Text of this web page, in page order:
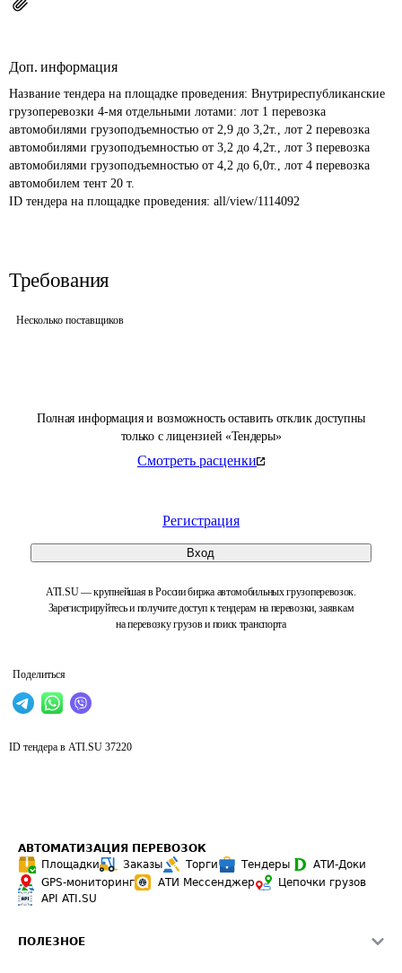
Полная информация и возможность оставить отклик доступны
только с лицензией «Тендеры»
Смотреть расценки
Регистрация
Вход
ATI.SU — крупнейшая в России биржа автомобильных грузоперевозок.
Зарегистрируйтесь и получите доступ к тендерам на перевозки, заявкам
на перевозку грузов и поиск транспорта
Поделиться
Доп. информация
Название тендера на площадке проведения: Внутриреспубликанские
грузоперевозки 4-мя отдельными лотами: лот 1 перевозка
автомобилями грузоподъемностью от 2,9 до 3,2т., лот 2 перевозка
автомобилями грузоподъемностью от 3,2 до 4,2т., лот 3 перевозка
автомобилями грузоподъемностью от 4,2 до 6,0т., лот 4 перевозка
автомобилем тент 20 т.
ID тендера на площадке проведения: all/view/1114092
Требования
Несколько поставщиков
ID тендера в ATI.SU 37220
АВТОМАТИЗАЦИЯ ПЕРЕВОЗОК
Площадки
Заказы Торги Тендеры
АТИ-Доки
GPS-мониторинг
АТИ Мессенджер
Цепочки грузов
API ATI.SU
ПОЛЕЗНОЕ